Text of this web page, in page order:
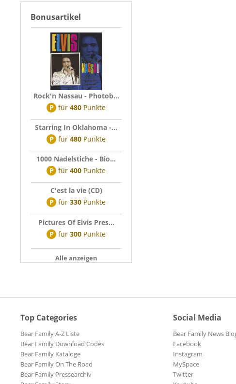
Bonusartikel
Rock'n Nassau - Photob...
P für 480 Punkte
Starring In Oklahoma -...
P für 480 Punkte
1000 Nadelstiche - Bio...
P für 400 Punkte
C'est la vie (CD)
P für 330 Punkte
Pictures Of Elvis Pres...
P für 300 Punkte
Alle anzeigen
Top Categories
Bear Family A-Z Liste
Bear Family Download Codes
Bear Family Kataloge
Bear Family On The Road
Bear Family Pressearchiv
Social Media
Bear Family News
Facebook
Instagram
MySpace
Twitter